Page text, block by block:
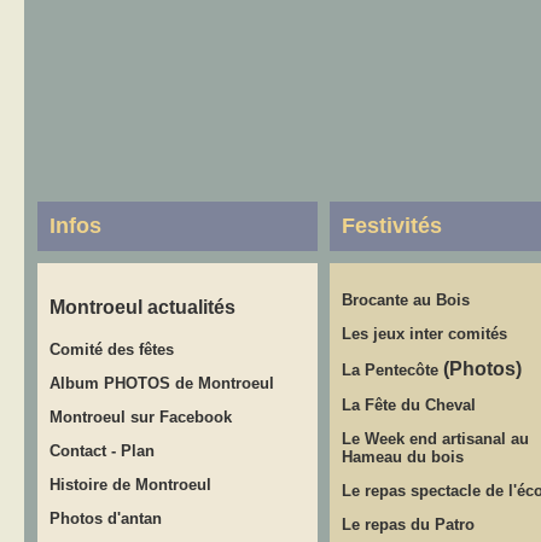
Infos Festivités
Montroeul actualités
Comité des fêtes
Album PHOTOS de Montroeul
Montroeul sur Facebook
Contact- Plan
Histoire de Montroeul
Photos d'antan
Brocante au Bois
Les jeux inter comités
La Pentecôte(Photos)
La Fête du Cheval
Le Week end artisanal au
Hameau du bois
Le repas spectacle de
Le repas du Patro